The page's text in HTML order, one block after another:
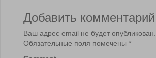
Добавить комментарий
Ваш адрес email не будет опубликован.
Обязательные поля помечены *